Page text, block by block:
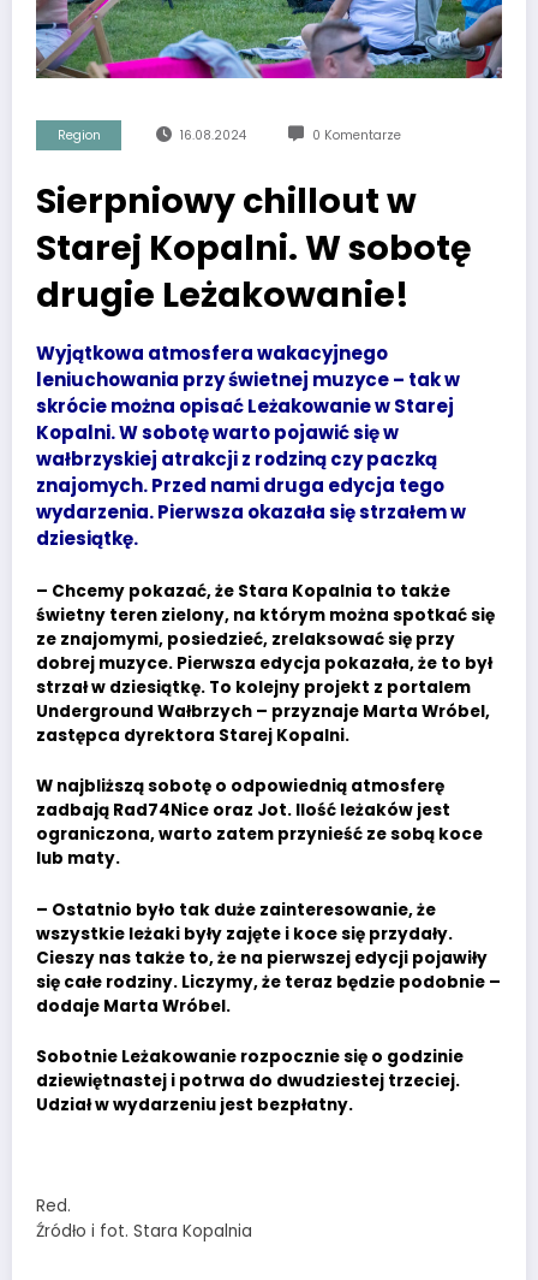
Region 16.08.2024 0 Komentarze
Sierpniowy chillout w
Starej Kopalni. W sobotę
drugie Leżakowanie!
Wyjątkowa atmosfera wakacyjnego
leniuchowania przy świetnej muzyce – tak w
skrócie można opisać Leżakowanie w Starej
Kopalni. W sobotę warto pojawić się w
wałbrzyskiej atrakcji z rodziną czy paczką
znajomych. Przed nami druga edycja tego
wydarzenia. Pierwsza okazała się strzałem w
dziesiątkę.
– Chcemy pokazać, że Stara Kopalnia to także
świetny teren zielony, na którym można spotkać się
ze znajomymi, posiedzieć, zrelaksować się przy
dobrej muzyce. Pierwsza edycja pokazała, że to był
strzał w dziesiątkę. To kolejny projekt z portalem
Underground Wałbrzych – przyznaje Marta Wróbel,
zastępca dyrektora Starej Kopalni.
W najbliższą sobotę o odpowiednią atmosferę
zadbają Rad74Nice oraz Jot. Ilość leżaków jest
ograniczona, warto zatem przynieść ze sobą koce
lub maty.
– Ostatnio było tak duże zainteresowanie, że
wszystkie leżaki były zajęte i koce się przydały.
Cieszy nas także to, że na pierwszej edycji pojawiły
się całe rodziny. Liczymy, że teraz będzie podobnie –
dodaje Marta Wróbel.
Sobotnie Leżakowanie rozpocznie się o godzinie
dziewiętnastej i potrwa do dwudziestej trzeciej.
Udział w wydarzeniu jest bezpłatny.
Red.
Źródło i fot. Stara Kopalnia